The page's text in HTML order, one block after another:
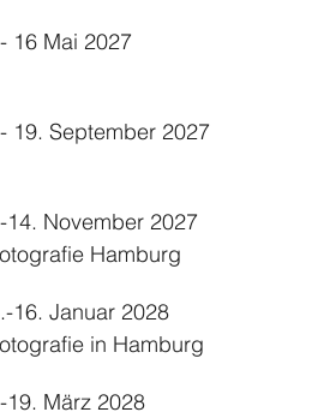
16 Mai 2027
19. September 2027
14. November 2027
Hamburg
16. Januar 2028
in Hamburg
19. März 2028